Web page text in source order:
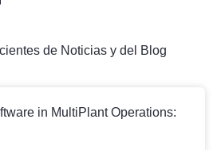
de Noticias y del Blog
in MultiPlant Operations: